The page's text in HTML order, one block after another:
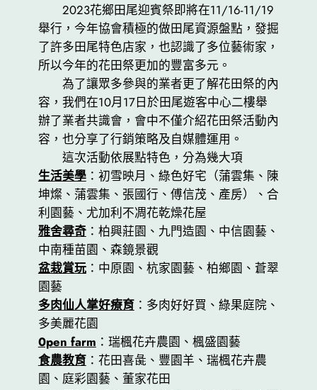
2023花鄉田尾迎賓祭即將在11/16-11/19
舉行，今年協會積極的做田尾資源盤點，發掘
了許多田尾特色店家，也認識了多位藝術家，
所以今年的花田祭更加的豐富多元。
為了讓眾多參與的業者更了解花田祭的內
容，我們在10月17日於田尾遊客中心二樓舉
辦了業者共識會，會中不僅介紹花田祭活動內
容，也分享了行銷策略及自媒體運用。
這次活動依展點特色，分為幾大項
生活美學：初雪映月、綠色好宅（蒲雲集、陳
坤燦、蒲雲集、張國行、傅信茂、產房）、合
利園藝、尤加利不凋花乾燥花屋
雅舍尋奇：柏興莊園、九門造園、中信園藝、
中南種苗園、森鏡景觀
盆栽賞玩：中原園、杭家園藝、柏鄉園、蒼翠
園藝
多肉仙人掌好療育：多肉好好買、綠果庭院、
多美麗花園
0pen farm ：瑞楓花卉農園、楓盛園藝
食農教育：花田喜彘、豐園羊、瑞楓花卉農
園、庭彩園藝、董家花田